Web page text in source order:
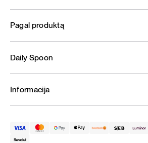
Pagal produktą
Daily Spoon
Informacija